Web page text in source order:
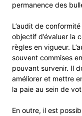
permanence des
L’audit de
objectif d’évaluer la
règles en vigueur.
souvent commises
pouvant survenir. Il
améliorer et mettre
la paie au sein de
En outre, il est